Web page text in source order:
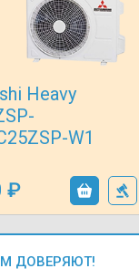
Heavy
W1
ДОВЕРЯЮТ!